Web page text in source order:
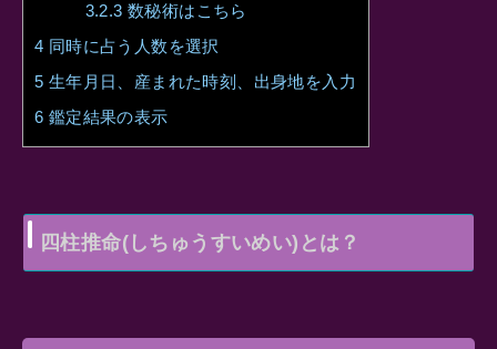
3.2.3 数秘術はこちら
4 同時に占う人数を選択
5 生年月日、産まれた時刻、出身地を入力
6 鑑定結果の表示
四柱推命(しちゅうすいめい)とは？